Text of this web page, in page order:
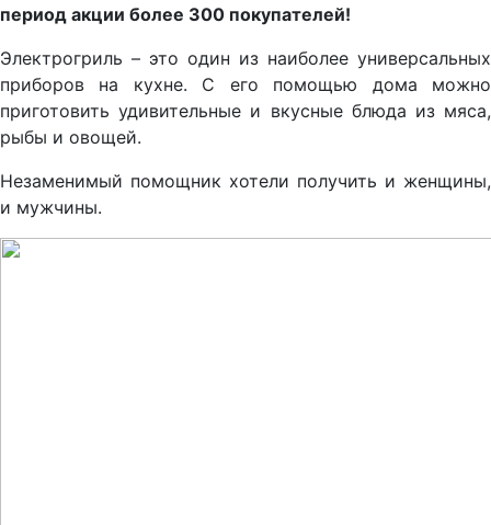
период акции более 300 покупателей!
Электрогриль – это один из наиболее универсальных
приборов на кухне. С его помощью дома можно
приготовить удивительные и вкусные блюда из мяса,
рыбы и овощей.
Незаменимый помощник хотели получить и женщины,
и мужчины.